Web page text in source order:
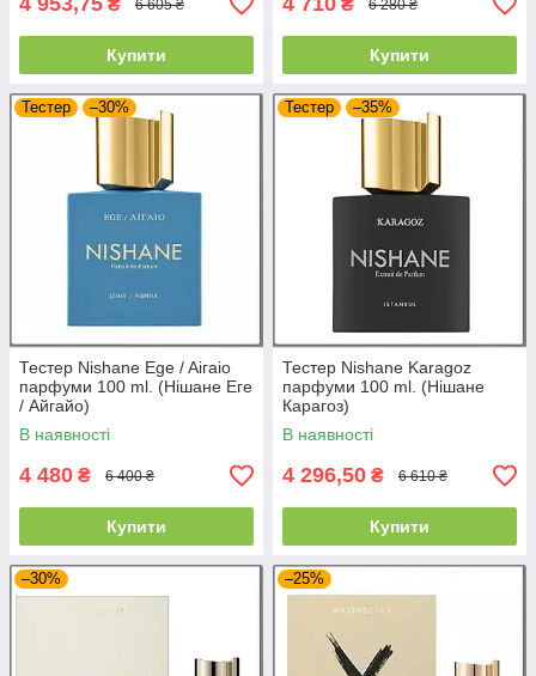
₴ 6 605 ₴
Купити
₴ 6 280 ₴
Купити
Тестер –30%
Тестер Nishane Ege / Aiгaio
парфуми 100 ml. (Нішане Еге
/ Айгайо)
В наявності
4 480 ₴ 6 400 ₴
Купити
Тестер –35%
Тестер Nishane Karagoz
парфуми 100 ml. (Нішане
Карагоз)
В наявності
4 296,50 ₴ 6 610 ₴
Купити
–30% –25%